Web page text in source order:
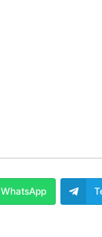
WhatsApp